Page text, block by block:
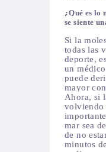
¿Qué es lo
se siente
Si la
todas las
deporte,
un
puede
mayor
Ahora, si
volviendo
mar sea
de no
minutos